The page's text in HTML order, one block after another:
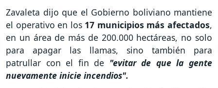
Zavaleta dijo que el Gobierno boliviano mantiene
el operativo en los17 municipios más afectados,
en un área de más de 200.000 hectáreas, no solo
para apagar las llamas, sino también para
patrullar con el fin de "evitar de que la gente
nuevamente inicie incendios".